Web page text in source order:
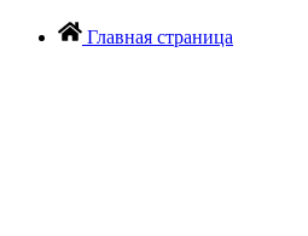
Главная страница